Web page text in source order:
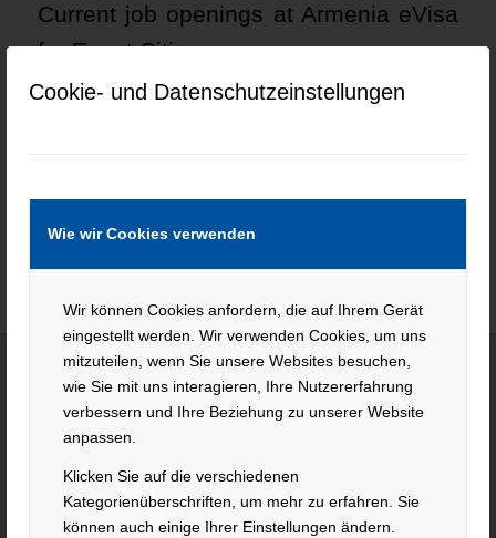
Cookie- und Datenschutzeinstellungen
Wie wir Cookies verwenden
Wir können Cookies anfordern, die auf Ihrem Gerät
eingestellt werden. Wir verwenden Cookies, um uns
mitzuteilen, wenn Sie unsere Websites besuchen,
wie Sie mit uns interagieren, Ihre Nutzererfahrung
verbessern und Ihre Beziehung zu unserer Website
anpassen.
Klicken Sie auf die verschiedenen
Kategorienüberschriften, um mehr zu erfahren. Sie
können auch einige Ihrer Einstellungen ändern.
Current job openings at Armenia eVisa
for Egypt Citizens
KONTAKT
Im Polder 2 / Neuhausen
94560 Offenberg